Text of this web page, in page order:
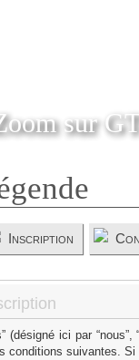
sur
Inscription
ici par
conditions suivantes.